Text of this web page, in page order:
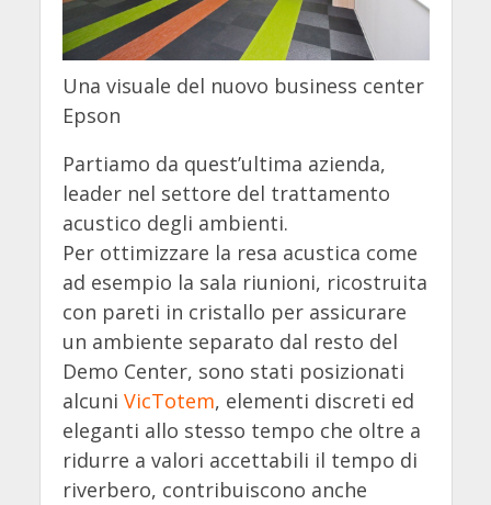
Una visuale del nuovo business center
Epson
Partiamo da quest’ultima azienda,
leader nel settore del trattamento
acustico degli ambienti.
Per ottimizzare la resa acustica come
ad esempio la sala riunioni, ricostruita
con pareti in cristallo per assicurare
un ambiente separato dal resto del
Demo Center, sono stati posizionati
alcuni VicTotem, elementi discreti ed
eleganti allo stesso tempo che oltre a
ridurre a valori accettabili il tempo di
riverbero, contribuiscono anche